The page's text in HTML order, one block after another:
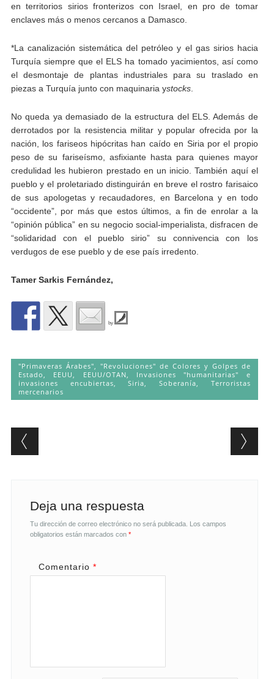
en territorios sirios fronterizos con Israel, en pro de tomar
enclaves más o menos cercanos a Damasco.
*La canalización sistemática del petróleo y el gas sirios hacia
Turquía siempre que el ELS ha tomado yacimientos, así como
el desmontaje de plantas industriales para su traslado en
piezas a Turquía junto con maquinaria ystocks.
No queda ya demasiado de la estructura del ELS. Además de
derrotados por la resistencia militar y popular ofrecida por la
nación, los fariseos hipócritas han caído en Siria por el propio
peso de su fariseísmo, asfixiante hasta para quienes mayor
credulidad les hubieron prestado en un inicio. También aquí el
pueblo y el proletariado distinguirán en breve el rostro farisaico
de sus apologetas y recaudadores, en Barcelona y en todo
“occidente”, por más que estos últimos, a fin de enrolar a la
“opinión pública” en su negocio social-imperialista, disfracen de
“solidaridad con el pueblo sirio” su connivencia con los
verdugos de ese pueblo y de ese país irredento.
Tamer Sarkis Fernández,
by
"Primaveras Árabes", "Revoluciones" de Colores y Golpes de
Estado
EEUU EEUU/OTAN
Invasiones "humanitarias" e
invasiones encubiertas ,Siria ,Soberanía
Terroristas
mercenarios
Post navigation
Deja una respuesta
Tu dirección de correo electrónico no será publicada. Los campos
obligatorios están marcados con *
Comentario *